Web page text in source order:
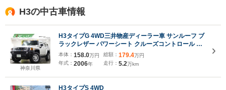
H3の中古車情報
神奈川県
H3タイプG 4WD三井物産ディーラー車 サンルーフ ブ
ラックレザー パワーシート クルーズコントロール レ
ギュラー仕様 ETC 4WD センターデフロック ルーフ
レール 3.5Lエンジン
本体： 158.0万円
年式： 2006年
総額： 179.4万円
走行： 5.2万km
H3タイプS 4WD